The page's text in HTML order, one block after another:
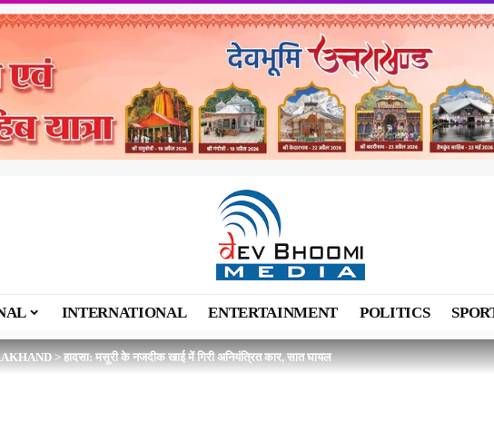
INTERNATIONAL ENTERTAINMENT POLITICS
>हादसा: मसूरी के नजदीक खाई में गिरी अनियंत्रित कार, सात घायल